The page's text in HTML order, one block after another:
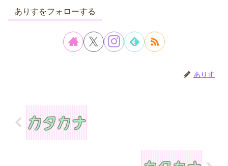
ありすをフォローする
ありす